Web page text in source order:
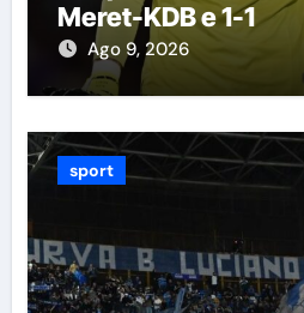
Meret-KDB e 1-1
Ago 9, 2026
sport